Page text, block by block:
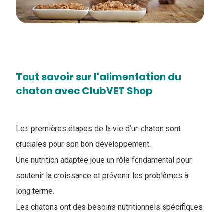
Tout savoir sur l'​alimentation du
chaton avec ClubVET Shop
Les premières étapes de la vie d’un chaton sont
cruciales pour son bon développement.
Une nutrition adaptée joue un rôle fondamental pour
soutenir la croissance et prévenir les problèmes à
long terme.
Les chatons ont des besoins nutritionnels spécifiques